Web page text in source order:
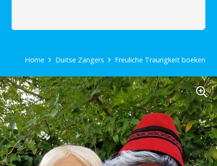
Home Duitse Zangers Freuliche Traurigkeit boeken